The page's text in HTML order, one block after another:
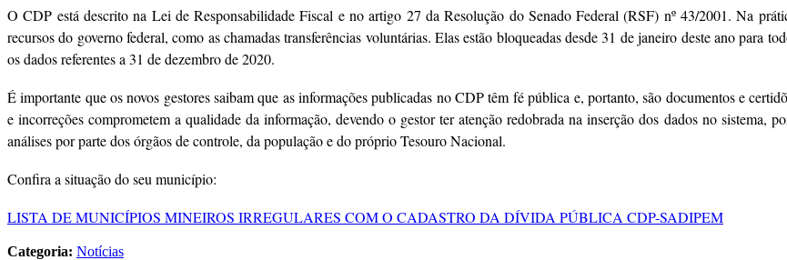
O CDP está descrito na Lei de Responsabilidade Fiscal e no artigo 27 da Resolução do Senado Federal (RSF) nº 43/2001. Na
recursos do governo federal, como as chamadas transferências voluntárias. Elas estão bloqueadas desde 31 de janeiro deste ano
os dados referentes a 31 de dezembro de 2020.
É importante que os novos gestores saibam que as informações publicadas no CDP têm fé pública e, portanto, são documentos e
e incorreções comprometem a qualidade da informação, devendo o gestor ter atenção redobrada na inserção dos dados no sistema,
análises por parte dos órgãos de controle, da população e do próprio Tesouro Nacional.
Confira a situação do seu município:
LISTA DE MUNICÍPIOS MINEIROS IRREGULARES COM O CADASTRO DA DÍVIDA PÚBLICA CDP-SADIPEM
Categoria: Notícias